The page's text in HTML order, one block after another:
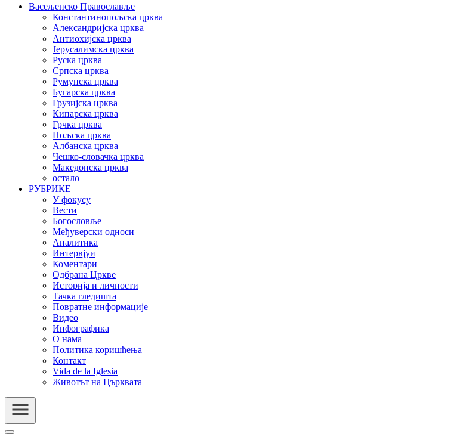
Васељенско Православље
Константинопољска црква
Александријска црква
Антиохијска црква
Јерусалимска црква
Руска црква
Српска црква
Румунска црква
Бугарска црква
Грузијска црква
Кипарска црква
Грчка црква
Пољска црква
Албанска црква
Чешко-словачка црква
Македонска црква
остало
РУБРИКЕ
У фокусу
Вести
Богословље
Међуверски односи
Аналитика
Интервјуи
Коментари
Одбрана Цркве
Историја и личности
Тачка гледишта
Повратне информације
Видео
Инфографика
О нама
Политика коришћења
Контакт
Vida de la Iglesia
Животът на Църквата